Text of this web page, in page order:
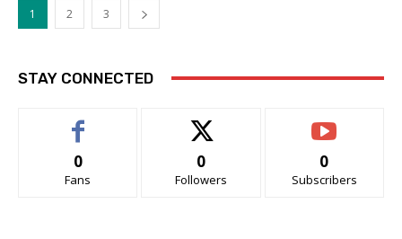
1 2 3
STAY CONNECTED
0
Fans
0
Followers
0
Subscribers